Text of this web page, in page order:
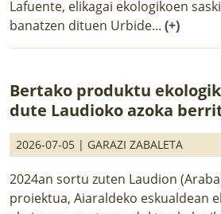
Lafuente, elikagai ekologikoen
banatzen dituen Urbide... (+)
Bertako produktu
dute Laudioko azoka
2026-07-05 | GARAZI ZABALETA
2024an sortu zuten Laudion
proiektua, Aiaraldeko eskualdean